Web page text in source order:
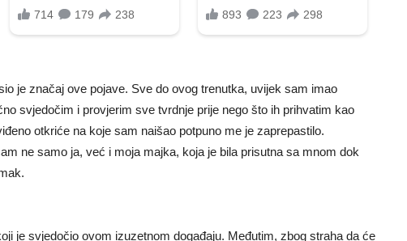
je značaj ove pojave. Sve do ovog trenutka, uvijek sam imao
svjedočim i provjerim sve tvrdnje prije nego što ih prihvatim kao
otkriće na koje sam naišao potpuno me je zaprepastilo.
ne samo ja, već i moja majka, koja je bila prisutna sa mnom dok
je svjedočio ovom izuzetnom događaju. Međutim, zbog straha da će